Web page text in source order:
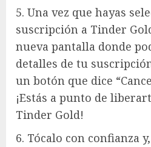
5. Una vez que hayas
suscripción a Tinder
nueva pantalla donde
detalles de tu
un botón que dice
¡Estás a punto de
Tinder Gold!
6. Tócalo con confianza